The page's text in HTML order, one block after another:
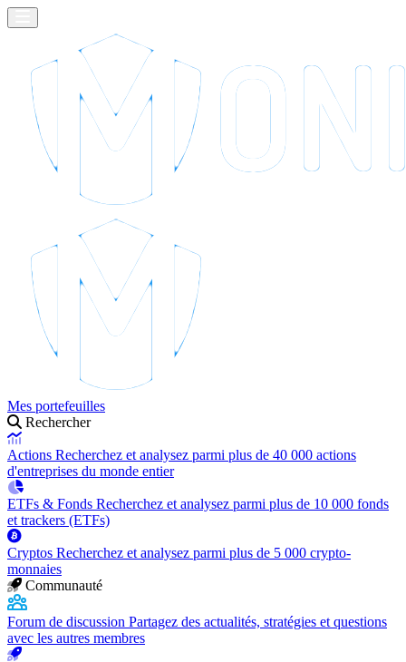
Mes portefeuilles
Rechercher
Actions Recherchez et analysez parmi plus de 40 000 actions
d'entreprises du monde entier
ETFs & Fonds Recherchez et analysez parmi plus de 10 000 fonds
et trackers (ETFs)
Cryptos Recherchez et analysez parmi plus de 5 000 crypto-
monnaies
Communauté
Forum de discussion Partagez des actualités, stratégies et questions
avec les autres membres